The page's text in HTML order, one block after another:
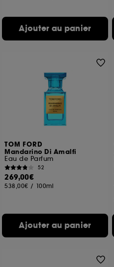
Ajouter au panier
TOM FORD
Mandarino Di Amalfi
Eau de Parfum
52
269,00€
538,00€ / 100ml
Ajouter au panier